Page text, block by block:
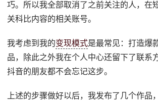
巧。所以我全部取消了之前关注的人，在
关科比内容的相关账号。
我考虑到我的变现模式是最常见：打造爆
品，除此之外我在个人中心还留下了联系
抖音的朋友都不会忘记这步。
上述的步骤做好以后，我发布了几个作品